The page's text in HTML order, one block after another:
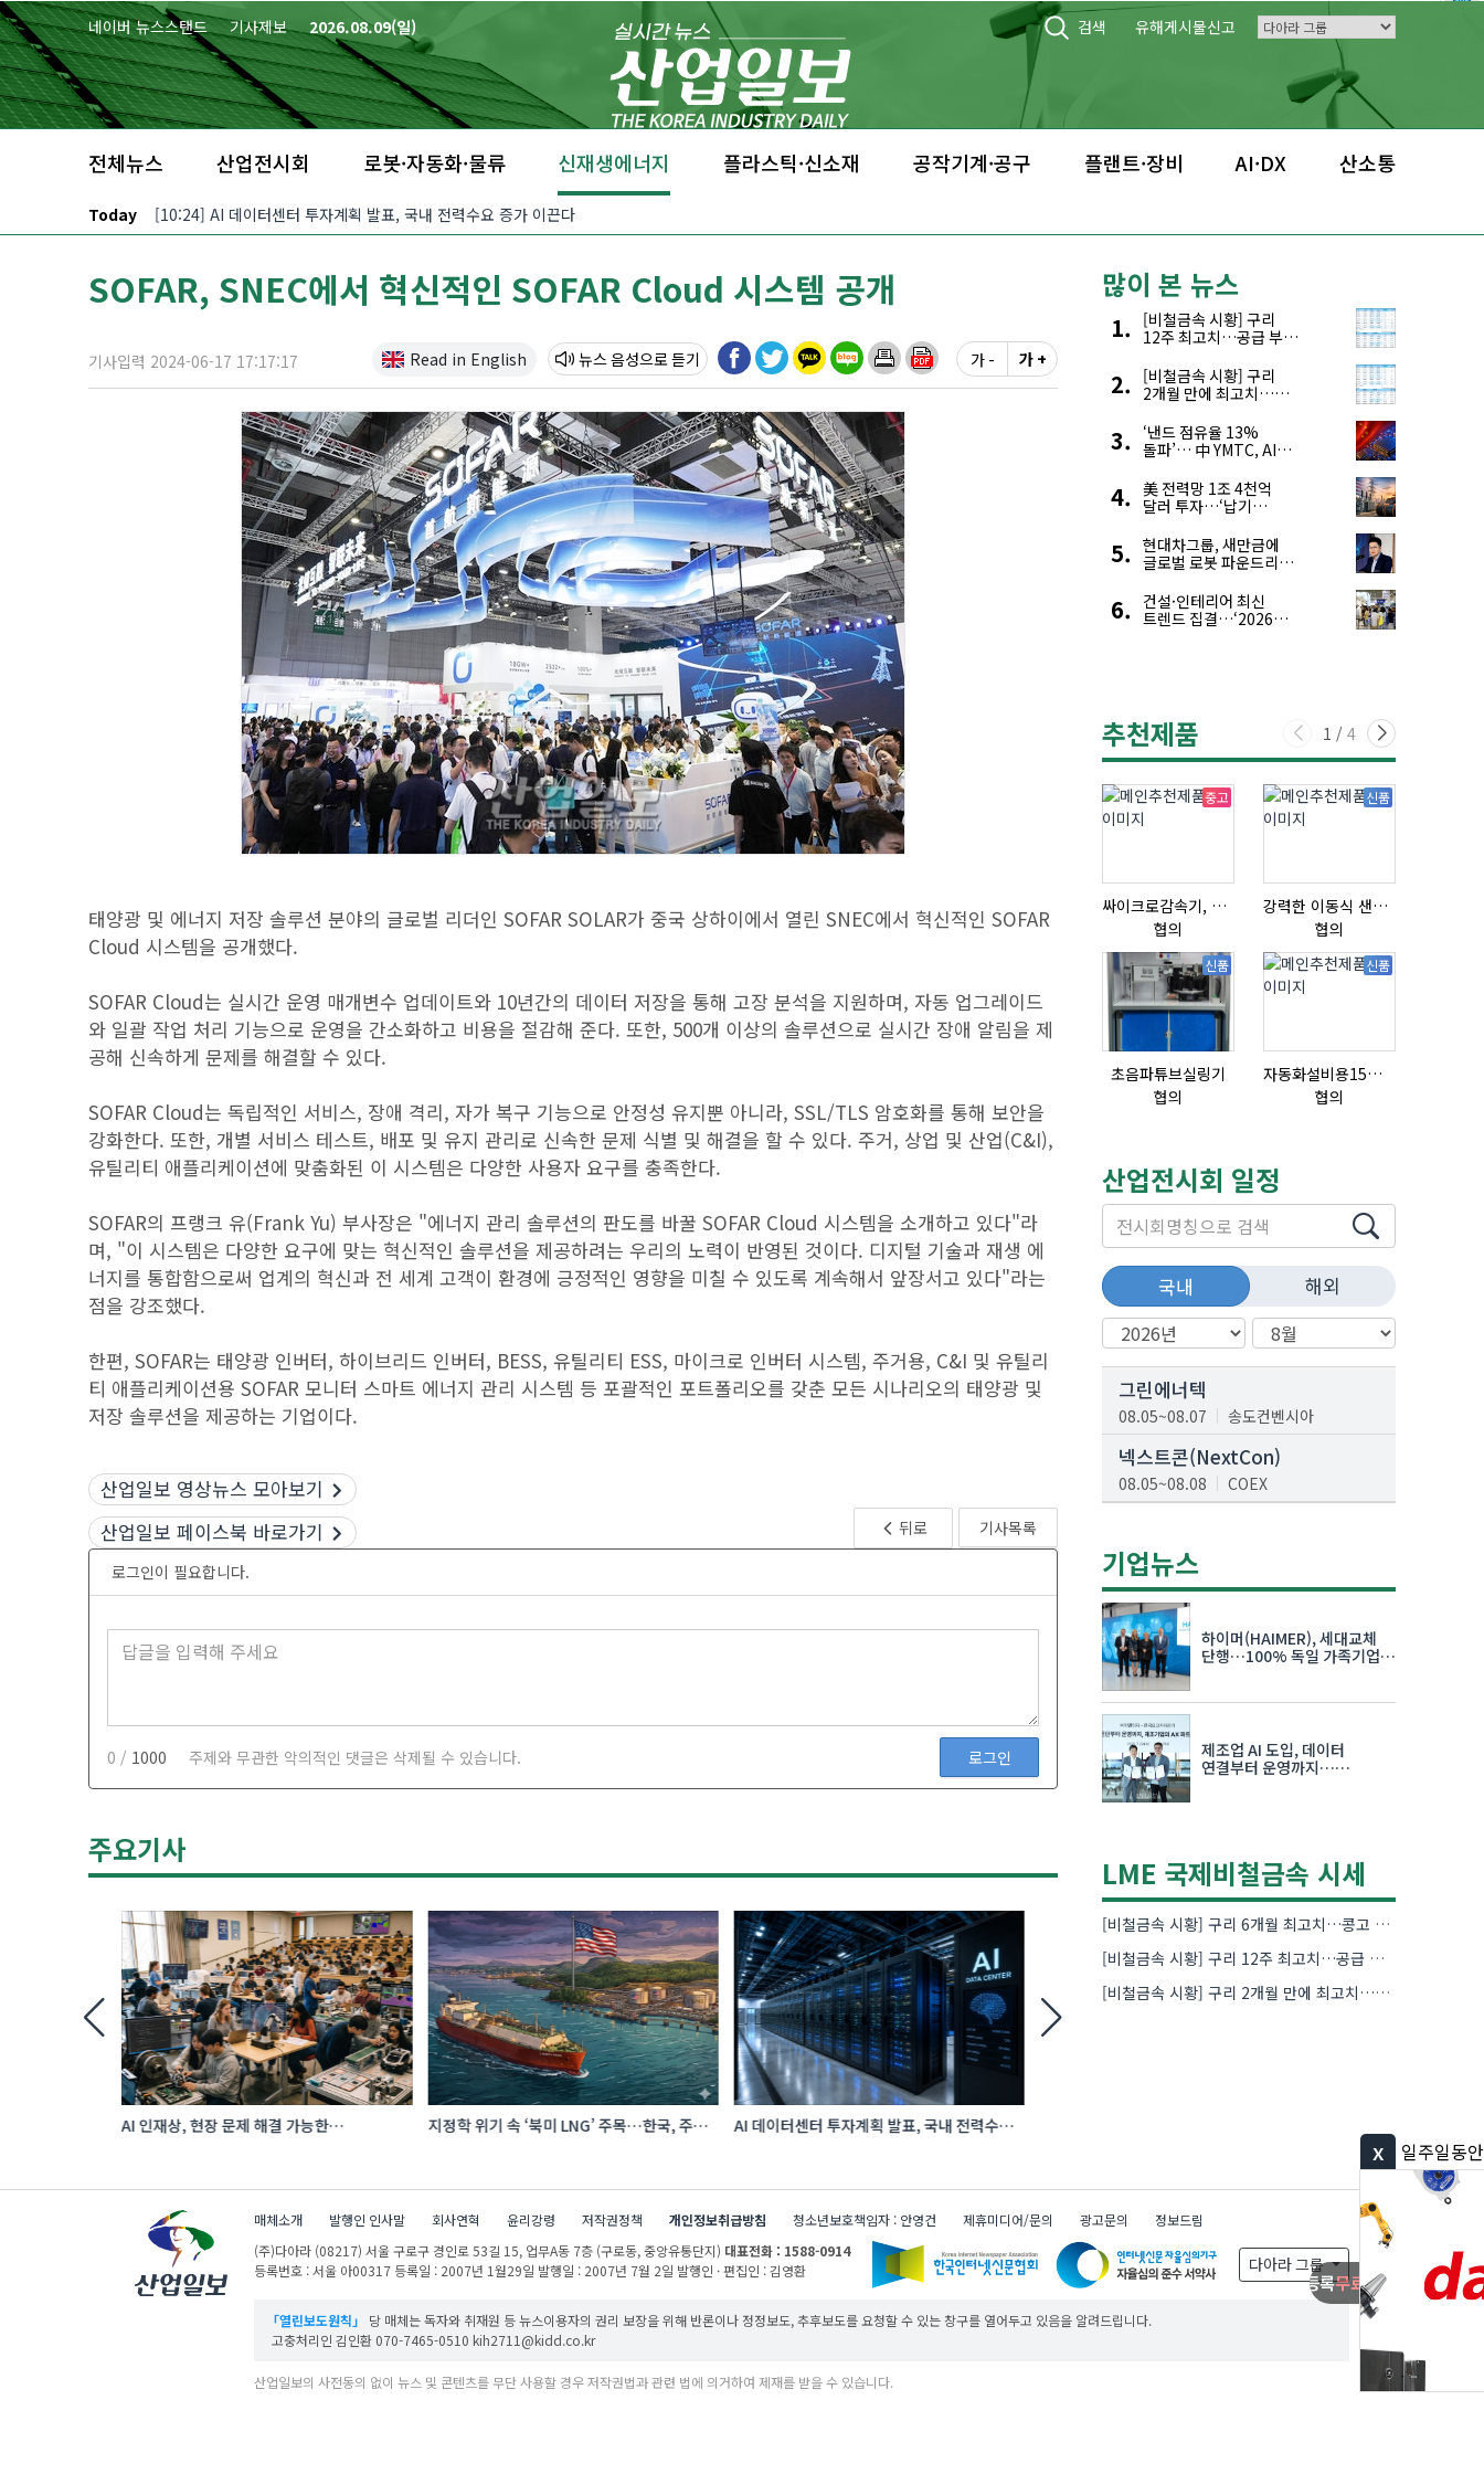
본문 바로가기
네이버 뉴스스탠드 기사제보 2026.08.09(일) 검색 유해게시물신고
전체뉴스 산업전시회 로봇·자동화·물류 신재생에너지 플라스틱·신소재 공작기계·공구 플랜트·장비 AI·DX 산소통
Today [10:24] AI 데이터센터 투자계획 발표, 국내 전력수요 증가 이끈다
SOFAR, SNEC에서 혁신적인 SOFAR Cloud 시스템 공개
기사입력 2024-06-17 17:17:17 Read in English 뉴스 음성 가 - 가 +
태양광 및 에너지 저장 솔루션 분야의 글로벌 리더인 SOFAR SOLAR가 중국 상하이에서 열린 SNEC에서 혁신적인 SOFAR
Cloud 시스템을 공개했다.
SOFAR Cloud는 실시간 운영 매개변수 업데이트와 10년간의 데이터 저장을 통해 고장 분석을 지원하며, 자동 업그레이드
와 일괄 작업 처리 기능으로 운영을 간소화하고 비용을 절감해 준다. 또한, 500개 이상의 솔루션으로 실시간 장애 알림을 제
공해 신속하게 문제를 해결할 수 있다.
SOFAR Cloud는 독립적인 서비스, 장애 격리, 자가 복구 기능으로 안정성 유지뿐 아니라, SSL/TLS 암호화를 통해 보안을
강화한다. 또한, 개별 서비스 테스트, 배포 및 유지 관리로 신속한 문제 식별 및 해결을 할 수 있다. 주거, 상업 및 산업(C&I),
유틸리티 애플리케이션에 맞춤화된 이 시스템은 다양한 사용자 요구를 충족한다.
SOFAR의 프랭크 유(Frank Yu) 부사장은 "에너지 관리 솔루션의 판도를 바꿀 SOFAR Cloud 시스템을 소개하고 있다"라
며, "이 시스템은 다양한 요구에 맞는 혁신적인 솔루션을 제공하려는 우리의 노력이 반영된 것이다. 디지털 기술과 재생 에
너지를 통합함으로써 업계의 혁신과 전 세계 고객이 환경에 긍정적인 영향을 미칠 수 있도록 계속해서 앞장서고 있다"라는
점을 강조했다.
한편, SOFAR는 태양광 인버터, 하이브리드 인버터, BESS, 유틸리티 ESS, 마이크로 인버터 시스템, 주거용, C&I 및 유틸리
티 애플리케이션용 SOFAR 모니터 스마트 에너지 관리 시스템 등 포괄적인 포트폴리오를 갖춘 모든 시나리오의 태양광 및
저장 솔루션을 제공하는 기업이다.
뒤로 기사목록
산업일보 영상뉴스 모아보기
산업일보 페이스북 바로가기
로그인이 필요합니다.
0 / 1000 주제와 무관한 악의적인 댓글은 삭제될 수 있습니다. 로그인
주요기사
AI 인재상, 현장 문제 해결 가능한
지정학 위기 속 ‘북미 LNG’ 주목…한국, 주요
AI 데이터센터 투자계획 발표, 국내 전력수요
환수…환수액 24%
많이 본 뉴스
[비철금속 시황] 구리
12주 최고치…공급 부족
[비철금속 시황] 구리
2개월 만에 최고치…
우려 확대
‘낸드 점유율 13%
돌파’… 中 YMTC, AI
4위 맹추격
美 전력망 1조 4천억
달러 투자…‘납기
전력기자재 수출 호조
현대차그룹, 새만금에
글로벌 로봇 파운드리
건설·인테리어 최신
트렌드 집결…‘2026
추천제품 1 / 4
중고
싸이크로감속기, 감속기제작
협의
신품
강력한 이동식 샌딩기 / 고급 이태리 IBIX샌드블라스터
협의
신품
초음파튜브실링기
협의
신품
자동화설비용15ml자동주입기
협의
산업전시회 일정
국내 해외
그린에너텍
08.05~08.07 송도컨벤시아
넥스트콘(NextCon)
08.05~08.08 COEX
08.19~08.21
K-PRINT
08.19~08.22
자율주행모빌리티산업전
08.25~08.27
차세대 반도체 패키징 산업전
08.26~08.28 수원컨벤션센터
기업뉴스
하이머(HAIMER), 세대교체
단행…100% 독일 가족기업
제조업 AI 도입, 데이터
연결부터 운영까지…
LME 국제비철금속 시세
[비철금속 시황] 구리 6개월 최고치…콩고 수출 규제에 공급 우려 확대
[비철금속 시황] 구리 12주 최고치…공급 부족 우려에 강세
[비철금속 시황] 구리 2개월 만에 최고치…재고 감소에 공급 부족 우려 확대
무료 무료 무료
일주일동안 보지 않기
매체소개 발행인 인사말 회사연혁 윤리강령 저작권정책 개인정보취급방침 청소년보호책임자 : 안영건 제휴미디어/문의 광고문의
정보드림
(주)다아라 (08217) 서울 구로구 경인로 53길 15,업무A동 7층 (구로동, 중앙유통단지) 대표전화 : 1588-0914
등록번호 : 서울 아00317 등록일 : 2007년 1월29일 발행일 : 2007년 7월 2일 발행인 · 편집인 : 김영환 다아라 그룹
「열린보도원칙」
당 매체는 독자와 취재원 등 뉴스이용자의 권리 보장을 위해 반론이나 정정보도, 추후보도를 요청할 수 있는 창구를 열어두고 있음을 알려드립니다.
고충처리인 김인환 070-7465-0510 kih2711@kidd.co.kr
산업일보의 사전동의 없이 뉴스 및 콘텐츠를 무단 사용할 경우 저작권법과 관련 법에 의거하여 제재를 받을 수 있습니다.